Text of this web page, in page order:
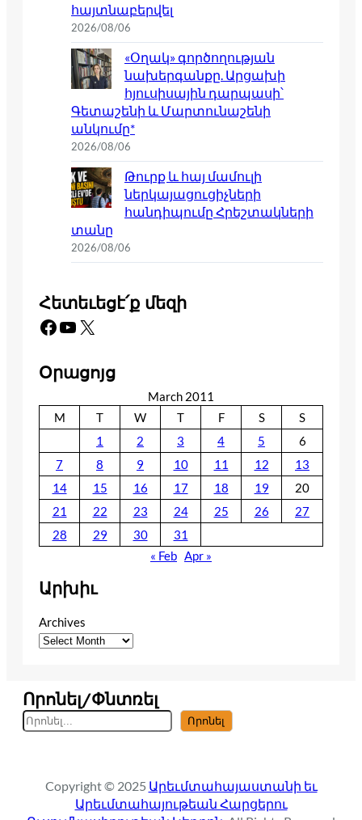
հայտնաբերվել
2026/08/06
«Օղակ» գործողության
նախերգանքը. Արցախի
հյուսիսային դարպասի՝
Գետաշենի և Մարտունաշենի
անկումը*
2026/08/06
Թուրք և հայ մամուլի
ներկայացուցիչների
հանդիպումը Հրեշտակների
տանը
2026/08/06
Հետեւեցէ՛ք մեզի
Facebook YouTube X
Օրացոյց
March 2011
M
T W T F S
S
1
2 3 4 5
6
7
8 9 10 11 12
13
14
15 16 17 18 19
20
21
22 23 24 25 26
27
28
29 30
31
« Feb Apr »
Արխիւ
Archives
Որոնել/Փնտռել
S
e
c
h
Որոնել
Copyright © 2025 Արեւմտահայաստանի եւ
Արեւմտահայութեան Հարցերու